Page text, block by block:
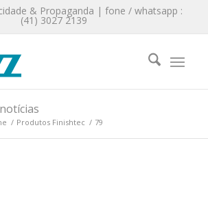
& Propaganda | fone / whatsapp :
(41) 3027 2139
/ Produtos Finishtec / 79